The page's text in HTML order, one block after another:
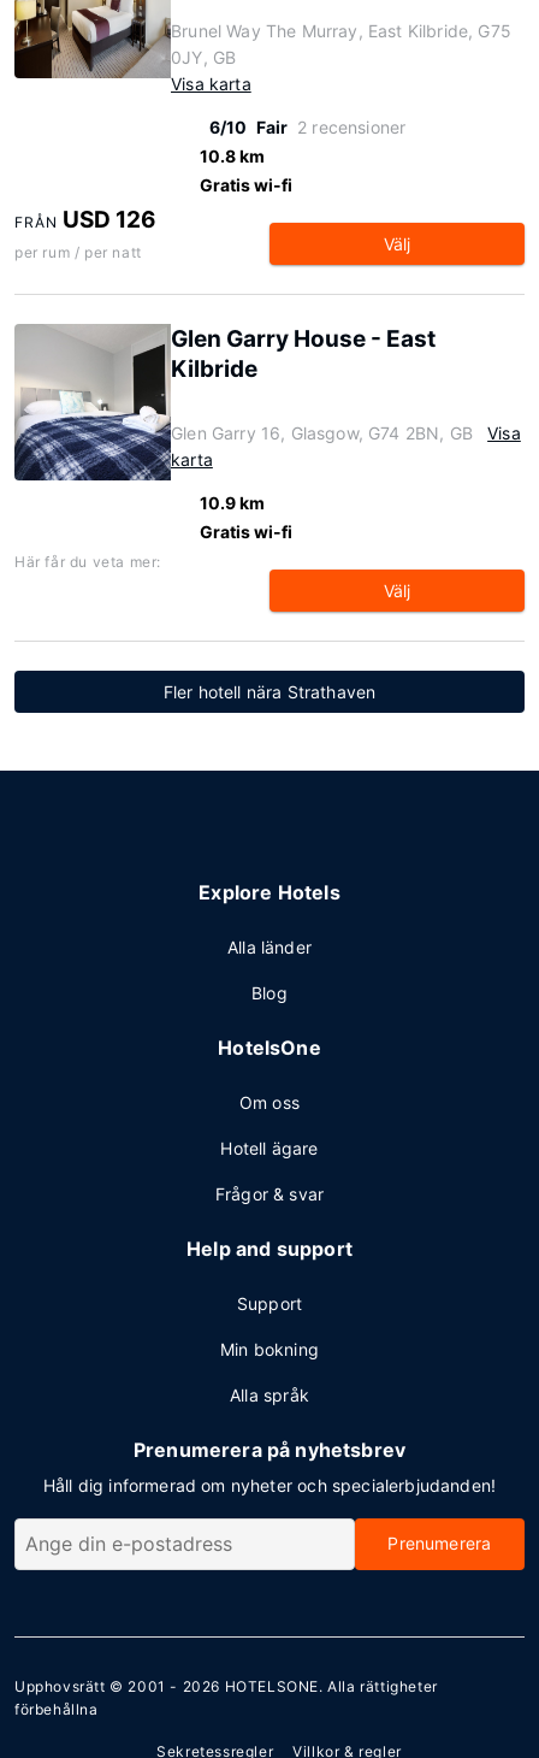
Brunel Way The Murray, East Kilbride, G75
0JY, GB
Visa karta
6/10 Fair 2 recensioner
10.8 km
Gratis wi-fi
FRÅN USD 126
per rum / per natt Välj
Glen Garry House - East
Kilbride
Glen Garry 16, Glasgow, G74 2BN, GB
Visa
karta
10.9 km
Gratis wi-fi
Här får du veta mer:
Välj
Fler hotell nära Strathaven
Explore Hotels
Alla länder
Blog
HotelsOne
Om oss
Hotell ägare
Frågor & svar
Help and support
Support
Min bokning
Alla språk
Prenumerera på nyhetsbrev
Håll dig informerad om nyheter och specialerbjudanden!
Prenumerera
Upphovsrätt © 2001 - 2026 HOTELSONE. Alla rättigheter
förbehållna
Sekretessregler Villkor & regler